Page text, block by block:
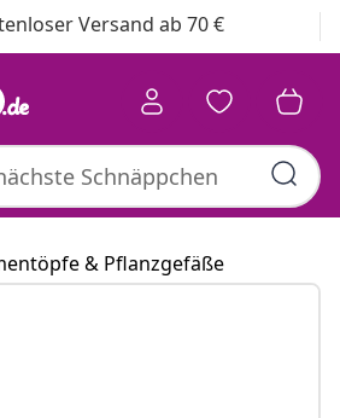
Versand ab 70 €
& Pflanzgefäße